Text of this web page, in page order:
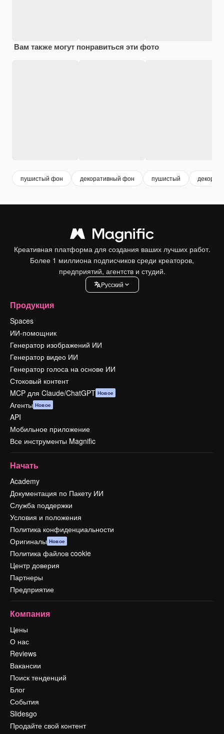
Вам также могут понравиться эти фото
пушистый фон декоративный фон пушистый
Креативная платформа для создания ваших лучших работ.
Более 1 миллиона подписчиков среди креаторов,
предприятий, агентств и студий.
Pусский
Продукция
Spaces
ИИ-помощник
Генератор изображений ИИ
Генератор видео ИИ
Генератор голоса на основе ИИ
Стоковый контент
MCP для Claude/ChatGPT Новое
Агенты Новое
API
Мобильное приложение
Все инструменты Magnific
Начать
Academy
Документация по Пакету ИИ
Служба поддержки
Условия и положения
Политика конфиденциальности
Оригиналы Новое
Политика файлов cookie
Центр доверия
Партнеры
Предприятие
Компания
Цены
О нас
Reviews
Вакансии
Поиск тенденций
Блог
События
Slidesgo
Продайте свой контент